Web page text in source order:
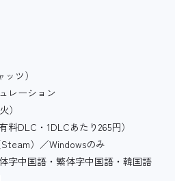
ツ）
レーション
）
DLC・1DLCあたり265円）
）／Windowsのみ
字中国語・繁体字中国語・韓国語